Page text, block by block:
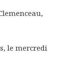
le mercredi